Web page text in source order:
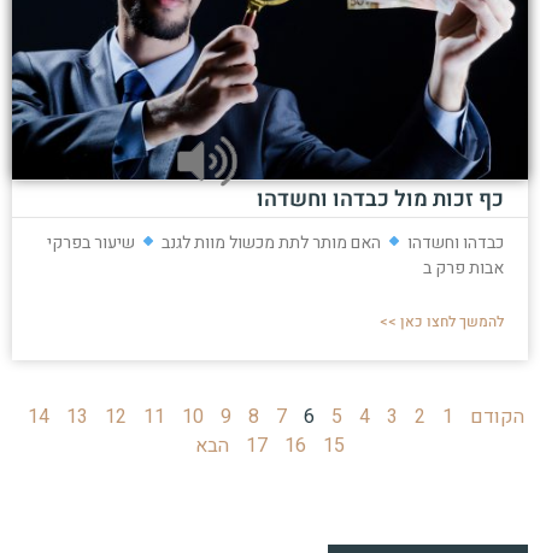
כף זכות מול כבדהו וחשדהו
כבדהו וחשדהו האם מותר לתת מכשול מוות לגנב
שיעור בפרקי
אבות פרק ב
להמשך לחצו כאן >>
הקודם 1
2
3
4
5
6
7
8
9
10
11
12
13
14
15
16
17 הבא